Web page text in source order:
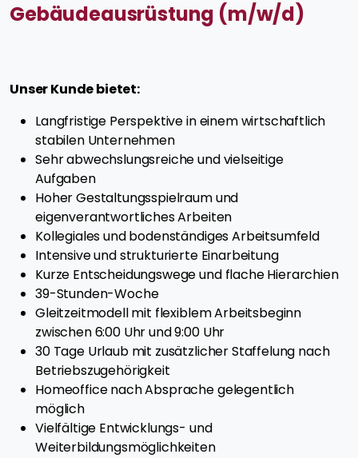
Gebäudeausrüstung (m/w/d)
Unser Kunde bietet:
Langfristige Perspektive in einem wirtschaftlich
stabilen Unternehmen
Sehr abwechslungsreiche und vielseitige
Aufgaben
Hoher Gestaltungsspielraum und
eigenverantwortliches Arbeiten
Kollegiales und bodenständiges Arbeitsumfeld
Intensive und strukturierte Einarbeitung
Kurze Entscheidungswege und flache Hierarchien
39-Stunden-Woche
Gleitzeitmodell mit flexiblem Arbeitsbeginn
zwischen 6:00 Uhr und 9:00 Uhr
30 Tage Urlaub mit zusätzlicher Staffelung nach
Betriebszugehörigkeit
Homeoffice nach Absprache gelegentlich
möglich
Vielfältige Entwicklungs- und
Weiterbildungsmöglichkeiten